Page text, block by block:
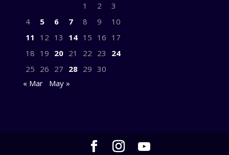
1
2
3
4
5 6 7 8 9
10
11
12 13 14 15 16 17
18 19 20 21 22 23
24
25 26 27 28 29 30
« Mar
May »